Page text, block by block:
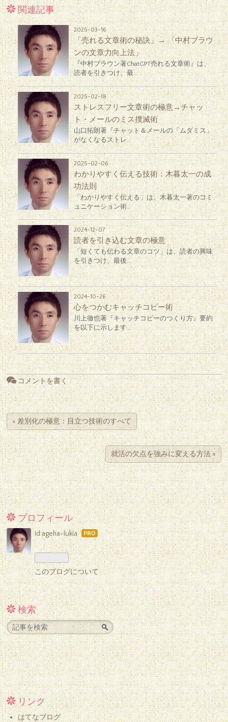
関連記事
2025-03-16
「売れる文章術の秘訣」→ 「中村ブラウ
ンの文章力向上法」
『中村ブラウン著ChatGPT売れる文章術』は、
読者を引きつけ、最…
2025-02-18
ストレスフリー文章術の極意→チャッ
ト・メールのミス撲滅術
山口拓朗著『チャット＆メールの「ムダミス」
がなくなるストレ…
2025-02-06
わかりやすく伝える技術：木暮太一の成
功法則
「わかりやすく伝える」は、木暮太一著のコミ
ュニケーション術…
2024-12-07
読者を引き込む文章の極意
「短くても伝わる文章のコツ」は、読者の興味
を引きつけ、最後…
2024-10-26
心をつかむキャッチコピー術
川上徹也著『キャッチコピーのつくり方』要約
を以下に示します…
コメントを書く
«差別化の極意：目立つ技術のすべて
就活の欠点を強みに変える方法»
プロフィール
id:ageha-lukia はて
なブ
ログ
Pro
このブログについて
検索
リンク
はてなブログ